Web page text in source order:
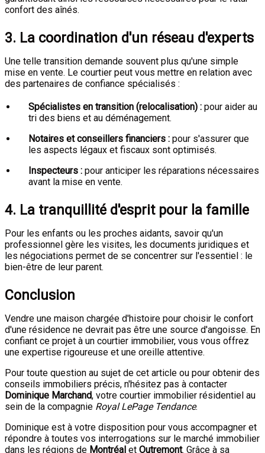
confort des aînés.
3. La coordination d'un réseau d'experts
Une telle transition demande souvent plus qu'une simple
mise en vente. Le courtier peut vous mettre en relation avec
des partenaires de confiance spécialisés :
Spécialistes en transition (relocalisation) : pour aider au
tri des biens et au déménagement.
Notaires et conseillers financiers : pour s'assurer que
les aspects légaux et fiscaux sont optimisés.
Inspecteurs : pour anticiper les réparations nécessaires
avant la mise en vente.
4. La tranquillité d'esprit pour la famille
Pour les enfants ou les proches aidants, savoir qu'un
professionnel gère les visites, les documents juridiques et
les négociations permet de se concentrer sur l'essentiel : le
bien-être de leur parent.
Conclusion
Vendre une maison chargée d'histoire pour choisir le confort
d'une résidence ne devrait pas être une source d'angoisse. En
confiant ce projet à un courtier immobilier, vous vous offrez
une expertise rigoureuse et une oreille attentive.
Pour toute question au sujet de cet article ou pour obtenir des
conseils immobiliers précis, n'hésitez pas à contacter
Dominique Marchand, votre courtier immobilier résidentiel au
sein de la compagnie Royal LePage Tendance.
Dominique est à votre disposition pour vous accompagner et
répondre à toutes vos interrogations sur le marché immobilier
dans les régions de Montréal et Outremont. Grâce à sa